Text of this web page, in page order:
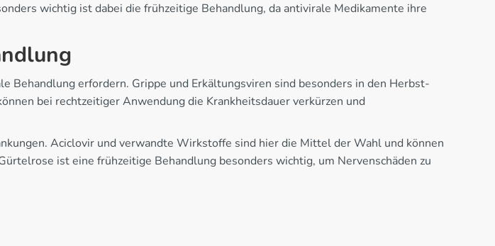
wichtig ist dabei die frühzeitige Behandlung, da antivirale Medikamente ihre
erfordern. Grippe und Erkältungsviren sind besonders in den Herbst-
bei rechtzeitiger Anwendung die Krankheitsdauer verkürzen und
Aciclovir und verwandte Wirkstoffe sind hier die Mittel der Wahl und können
ist eine frühzeitige Behandlung besonders wichtig, um Nervenschäden zu